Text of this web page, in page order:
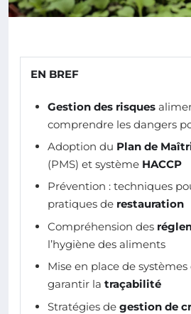
EN BREF
Gestion des risques
comprendre les dangers
Adoption du Plan de
(PMS) et système HACCP
Prévention : techniques
pratiques de restauration
Compréhension des
l’hygiène des aliments
Mise en place de
garantir la traçabilité
Stratégies de gestion de